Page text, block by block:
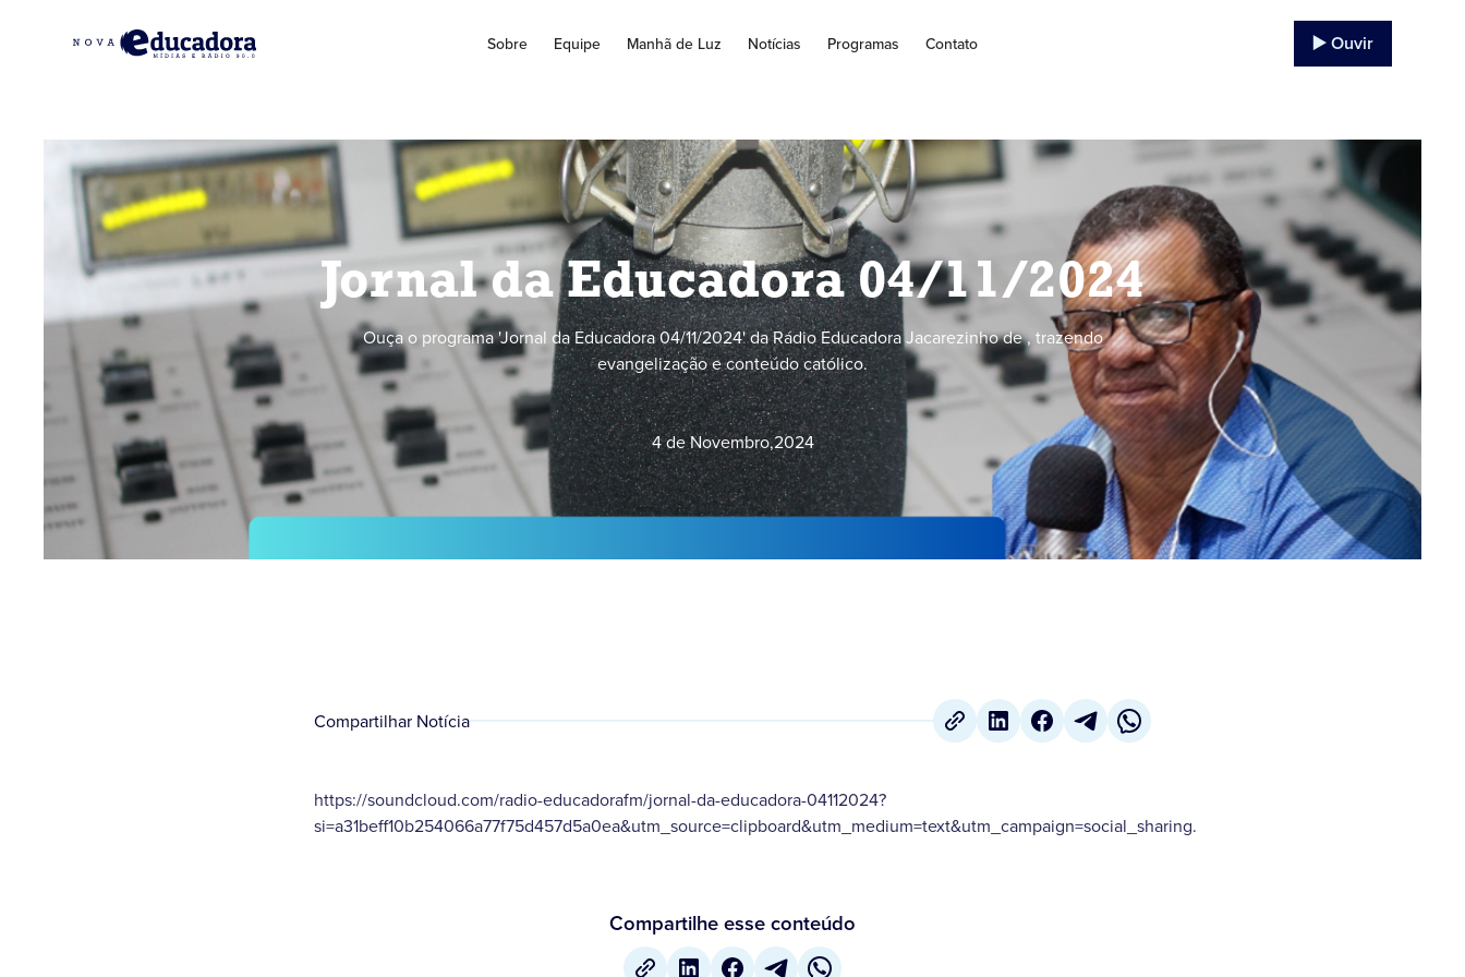
Sobre Equipe Manhã de Luz Notícias Programas Contato ▶️ Ouvir
Jornal da Educadora 04/11/2024
Ouça o programa 'Jornal da Educadora 04/11/2024' da Rádio Educadora Jacarezinho de , trazendo
evangelização e conteúdo católico.
4 de Novembro,2024
Compartilhar Notícia
https://soundcloud.com/radio-educadorafm/jornal-da-educadora-04112024?
si=a31beff10b254066a77f75d457d5a0ea&utm_source=clipboard&utm_medium=text&utm_campaign=social_sharing.
Compartilhe esse conteúdo